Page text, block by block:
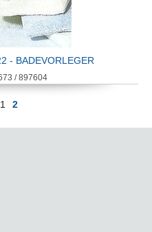
- BADEVORLEGER
/ 897604
1 2